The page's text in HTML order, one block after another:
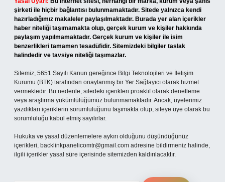
şirketi ile hiçbir bağlantısı bulunmamaktadır. Sitede yalnızca kendi
hazırladığımız makaleler paylaşılmaktadır. Burada yer alan içerikler
haber niteliği taşımamakta olup, gerçek kurum ve kişiler hakkında
paylaşım yapılmamaktadır. Gerçek kurum ve kişiler ile isim
benzerlikleri tamamen tesadüfidir. Sitemizdeki bilgiler taslak
halindedir ve tavsiye niteliği taşımazlar.
Sitemiz, 5651 Sayılı Kanun gereğince Bilgi Teknolojileri ve İletişim
Kurumu (BTK) tarafından onaylanmış bir Yer Sağlayıcı olarak hizmet
vermektedir. Bu nedenle, sitedeki içerikleri proaktif olarak denetleme
veya araştırma yükümlülüğümüz bulunmamaktadır. Ancak, üyelerimiz
yazdıkları içeriklerin sorumluluğunu taşımakta olup, siteye üye olarak bu
sorumluluğu kabul etmiş sayılırlar.
Hukuka ve yasal düzenlemelere aykırı olduğunu düşündüğünüz
içerikleri, backlinkpanelicomtr@gmail.com adresine bildirmeniz halinde,
ilgili içerikler yasal süre içerisinde sitemizden kaldırılacaktır.